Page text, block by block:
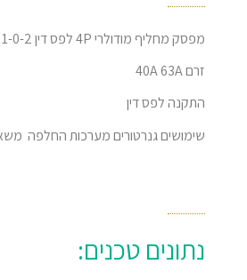
מפסק מחליף מודולרי 4P לפס דין 1-0-2
זרם 40A 63A
התקנה לפס דין
שימושים גנרטורים מערכות החלפה
נתונים טכנים: